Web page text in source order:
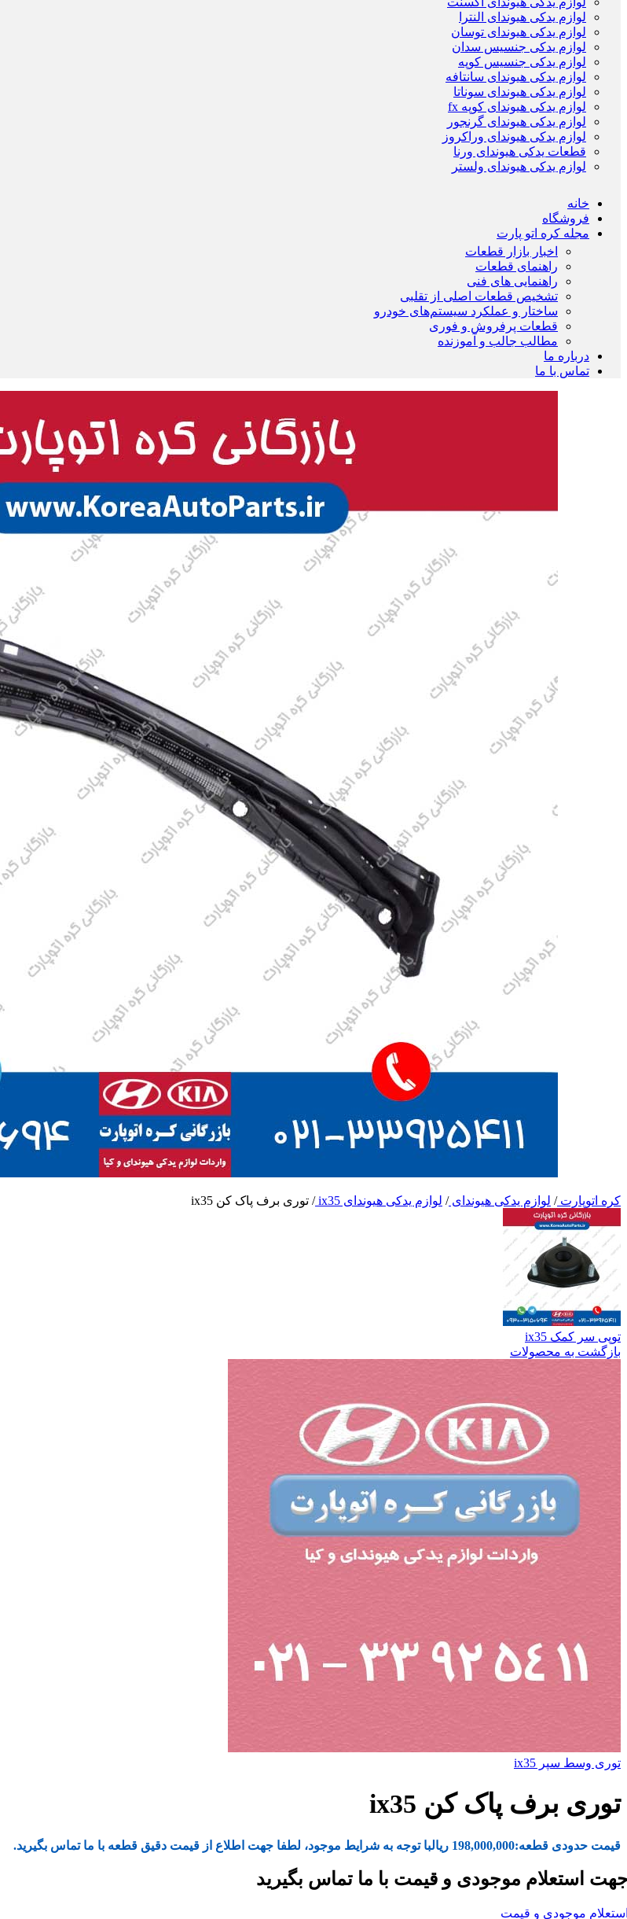
لوازم یدکی هیوندای النترا
لوازم یدکی هیوندای توسان
لوازم یدکی جنسیس سدان
لوازم یدکی جنسیس کوپه
لوازم یدکی هیوندای سانتافه
لوازم یدکی هیوندای سوناتا
لوازم یدکی هیوندای کوپه fx
لوازم یدکی هیوندای گرنجور
لوازم یدکی هیوندای وراکروز
قطعات یدکی هیوندای ورنا
لوازم یدکی هیوندای ولستر
خانه
فروشگاه
مجله کره اتو پارت
اخبار بازار قطعات
راهنمای قطعات
راهنمایی های فنی
تشخیص قطعات اصلی از تقلبی
ساختار و عملکرد سیستم‌های خودرو
قطعات پرفروش و فوری
مطالب جالب و آموزنده
درباره ما
تماس با ما
کره اتوپارت/ لوازم یدکی هیوندای/ لوازم یدکی هیوندای ix35 / توری برف پاک کن ix35
توپی سر کمک ix35
بازگشت به محصولات
توری وسط سپر ix35
توری برف پاک کن ix35
قیمت حدودی قطعه:198,000,000 ریالبا توجه به شرایط موجود، لطفا جهت اطلاع از قیمت دقیق قطعه با ما تماس بگیرید.
استعلام موجودی و قیمت با ما تماس بگیرید
موجودی و قیمت